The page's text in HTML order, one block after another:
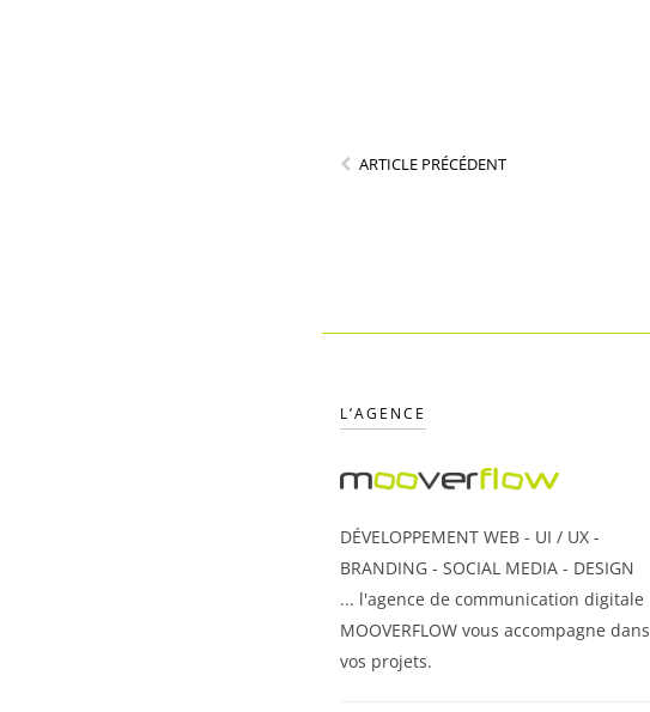
ARTICLE PRÉCÉDENT
L’AGENCE
DÉVELOPPEMENT WEB - UI / UX -
BRANDING - SOCIAL MEDIA - DESIGN
... l'agence de communication digitale
MOOVERFLOW vous accompagne dans
vos projets.